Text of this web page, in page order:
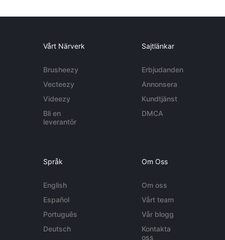
Vårt Närverk
Brusheezy
Vecteezy
Videezy
Bli en
leverantör
Sajtlänkar
Erbjudanden
Annonsera
Kundtjänst
DMCA
Språk
English
Español
Português
Deutsch
Om Oss
Om oss
Vårt team
Vår blogg
Kontakta
oss